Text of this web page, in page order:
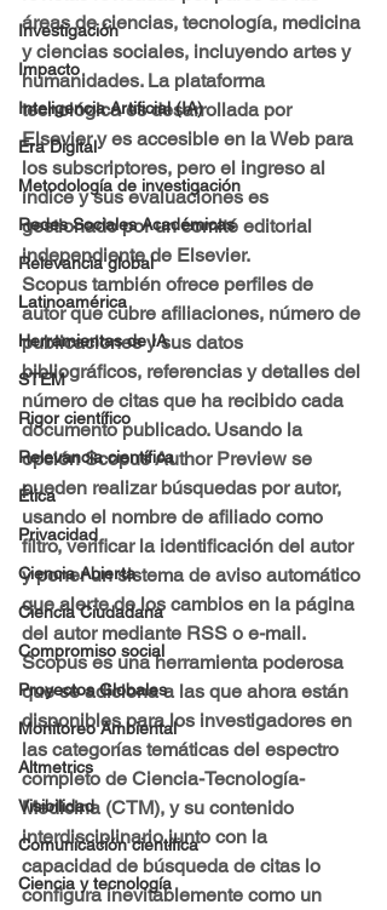
Investigación
Impacto
Inteligencia Artificial (IA)
Era Digital
Metodología de investigación
Redes Sociales Académicas
Relevancia global
Latinoamérica
Herramientas de IA
STEM
Rigor científico
Relevancia científica
Ética
Privacidad
Ciencia Abierta
Ciencia Ciudadana
Compromiso social
Proyectos Globales
Monitoreo Ambiental
Altmetrics
Visibilidad
Comunicación científica
Ciencia y tecnología
áreas de ciencias, tecnología, medicina
y ciencias sociales, incluyendo artes y
humanidades. La plataforma
tecnológica es desarrollada por
Elsevier y es accesible en la Web para
los subscriptores, pero el ingreso al
índice y sus evaluaciones es
gestionado por un comité editorial
independiente de Elsevier.
Scopus también ofrece perfiles de
autor que cubre afiliaciones, número de
publicaciones y sus datos
bibliográficos, referencias y detalles del
número de citas que ha recibido cada
documento publicado. Usando la
opción Scopus Author Preview se
pueden realizar búsquedas por autor,
usando el nombre de afiliado como
filtro, verificar la identificación del autor
y poner un sistema de aviso automático
que alerte de los cambios en la página
del autor mediante RSS o e-mail.
Scopus es una herramienta poderosa
que se adiciona a las que ahora están
disponibles para los investigadores en
las categorías temáticas del espectro
completo de Ciencia-Tecnología-
Medicina (CTM), y su contenido
interdisciplinario junto con la
capacidad de búsqueda de citas lo
configura inevitablemente como un